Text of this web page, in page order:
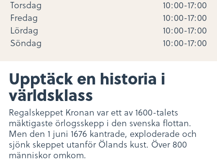
Torsdag
10:00-17:00
Fredag
10:00-17:00
Lördag
10:00-17:00
Söndag
10:00-17:00
Upptäck en historia i
världsklass
Regalskeppet Kronan var ett av 1600-talets
mäktigaste örlogsskepp i den svenska flottan.
Men den 1 juni 1676 kantrade, exploderade och
sjönk skeppet utanför Ölands kust. Över 800
människor omkom.